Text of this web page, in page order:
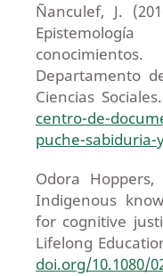
Ñanculef, J.
Departamento
Ciencias Sociales.
centro-de-
puche-sabiduria-
Odora
Indigenous
for cognitive
Lifelong
doi.org/10.1080/